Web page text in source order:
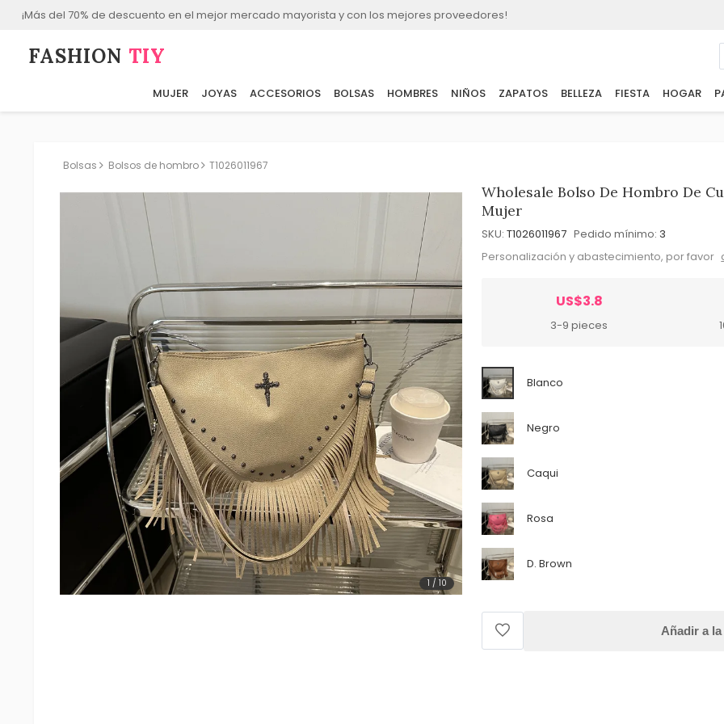
¡Más del 70% de descuento en el mejor mercado mayorista y con los mejores proveedores!
FASHION⁠ TIY
MUJER JOYAS ACCESORIOS BOLSAS HOMBRES NIÑOS ZAPATOS BELLEZA FIESTA HOGAR
Bolsas Bolsos de hombro T1026011967
1 / 10
Wholesale Bolso De Hombro De
Mujer
SKU: T1026011967 Pedido mínimo: 3
Personalización y abastecimiento, por favor
US$3.8
3-9 pieces
Blanco
Negro
Caqui
Rosa
D. Brown
Añadir a la